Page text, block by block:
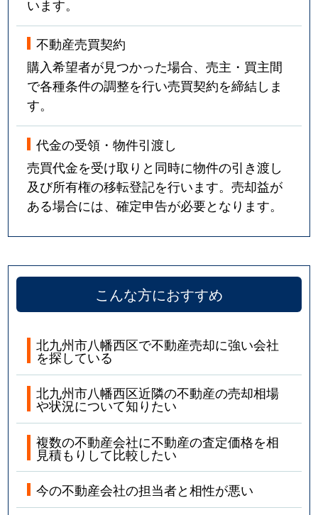
います。
不動産売買契約
購入希望者が見つかった場合、売主・買主間
で各種条件の調整を行い売買契約を締結しま
す。
代金の受領・物件引渡し
売買代金を受け取りと同時に物件の引き渡し
及び所有権の移転登記を行います。売却益が
ある場合には、確定申告が必要となります。
こんな方におすすめ
北九州市八幡西区で不動産売却に強い会社
を探している
北九州市八幡西区近隣の不動産の売却相場
や状況について知りたい
複数の不動産会社に不動産の査定価格を相
見積もりして比較したい
今の不動産会社の担当者と相性が悪い